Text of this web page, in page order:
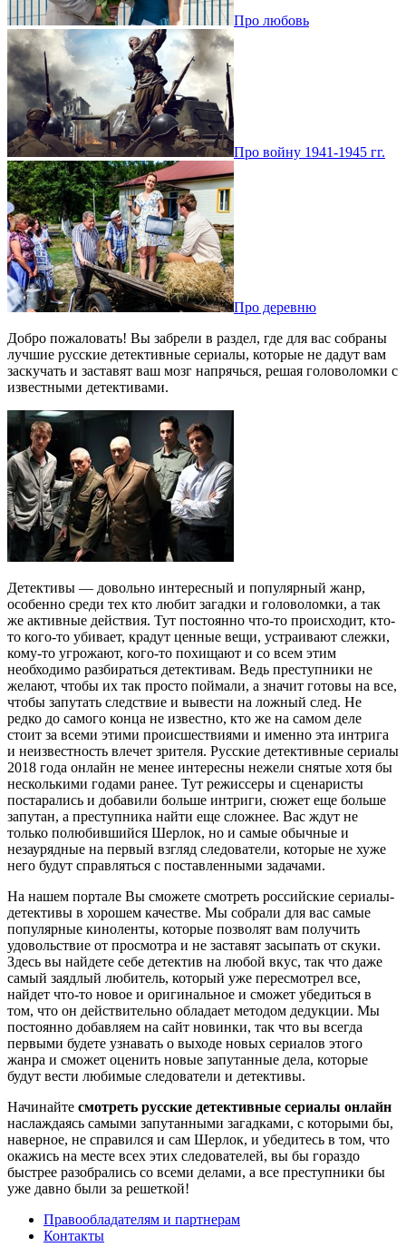
Про любовь
Про войну 1941-1945 гг.
Про деревню
Добро пожаловать! Вы забрели в раздел, где для вас собраны
лучшие русские детективные сериалы, которые не дадут вам
заскучать и заставят ваш мозг напрячься, решая головоломки с
известными детективами.
Детективы — довольно интересный и популярный жанр,
особенно среди тех кто любит загадки и головоломки, а так
же активные действия. Тут постоянно что-то происходит, кто-
то кого-то убивает, крадут ценные вещи, устраивают слежки,
кому-то угрожают, кого-то похищают и со всем этим
необходимо разбираться детективам. Ведь преступники не
желают, чтобы их так просто поймали, а значит готовы на все,
чтобы запутать следствие и вывести на ложный след. Не
редко до самого конца не известно, кто же на самом деле
стоит за всеми этими происшествиями и именно эта интрига
и неизвестность влечет зрителя. Русские детективные сериалы
2018 года онлайн не менее интересны нежели снятые хотя бы
несколькими годами ранее. Тут режиссеры и сценаристы
постарались и добавили больше интриги, сюжет еще больше
запутан, а преступника найти еще сложнее. Вас ждут не
только полюбившийся Шерлок, но и самые обычные и
незаурядные на первый взгляд следователи, которые не хуже
него будут справляться с поставленными задачами.
На нашем портале Вы сможете смотреть российские сериалы-
детективы в хорошем качестве. Мы собрали для вас самые
популярные киноленты, которые позволят вам получить
удовольствие от просмотра и не заставят засыпать от скуки.
Здесь вы найдете себе детектив на любой вкус, так что даже
самый заядлый любитель, который уже пересмотрел все,
найдет что-то новое и оригинальное и сможет убедиться в
том, что он действительно обладает методом дедукции. Мы
постоянно добавляем на сайт новинки, так что вы всегда
первыми будете узнавать о выходе новых сериалов этого
жанра и сможет оценить новые запутанные дела, которые
будут вести любимые следователи и детективы.
Начинайте смотреть русские детективные сериалы онлайн
наслаждаясь самыми запутанными загадками, с которыми бы,
наверное, не справился и сам Шерлок, и убедитесь в том, что
окажись на месте всех этих следователей, вы бы гораздо
быстрее разобрались со всеми делами, а все преступники бы
уже давно были за решеткой!
Правообладателям и партнерам
Контакты